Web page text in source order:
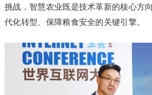
挑战，智慧农业既是技术革新的核心方
代化转型、保障粮食安全的关键引擎。